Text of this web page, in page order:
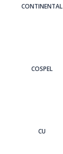
CONTINENTAL
COSPEL
CU